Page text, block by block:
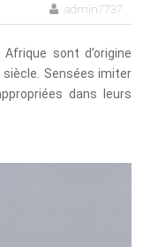
admin7737
sont d’origine
siècle. Sensées imiter
dans leurs